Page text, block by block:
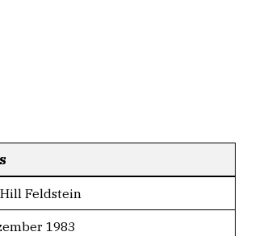
Feldstein
1983